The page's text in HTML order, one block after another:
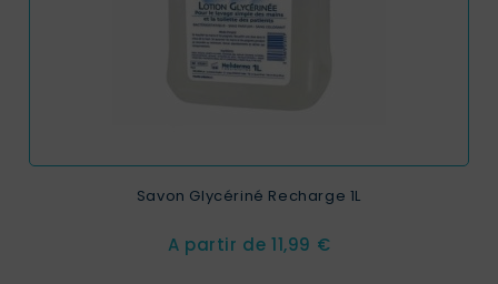
Savon Glycériné Recharge 1L
A partir de Prix
11,99 €